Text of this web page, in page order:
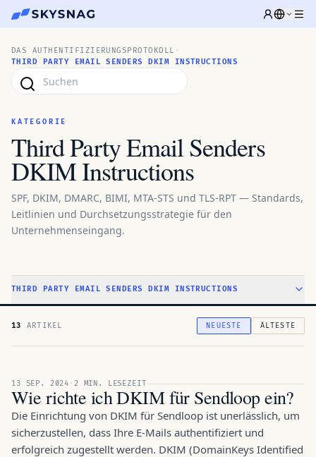
DAS AUTHENTIFIZIERUNGSPROTOKOLL ·
THIRD PARTY EMAIL SENDERS DKIM INSTRUCTIONS
KATEGORIE
Third Party Email Senders
DKIM Instructions
SPF, DKIM, DMARC, BIMI, MTA-STS und TLS-RPT — Standards,
Leitlinien und Durchsetzungsstrategie für den
Unternehmenseingang.
THIRD PARTY EMAIL SENDERS DKIM INSTRUCTIONS
13 ARTIKEL NEUESTE ÄLTESTE
13 SEP. 2024 · 2 MIN. LESEZEIT
Wie richte ich DKIM für Sendloop ein?
Die Einrichtung von DKIM für Sendloop ist unerlässlich, um
sicherzustellen, dass Ihre E-Mails authentifiziert und
erfolgreich zugestellt werden. DKIM (DomainKeys Identified